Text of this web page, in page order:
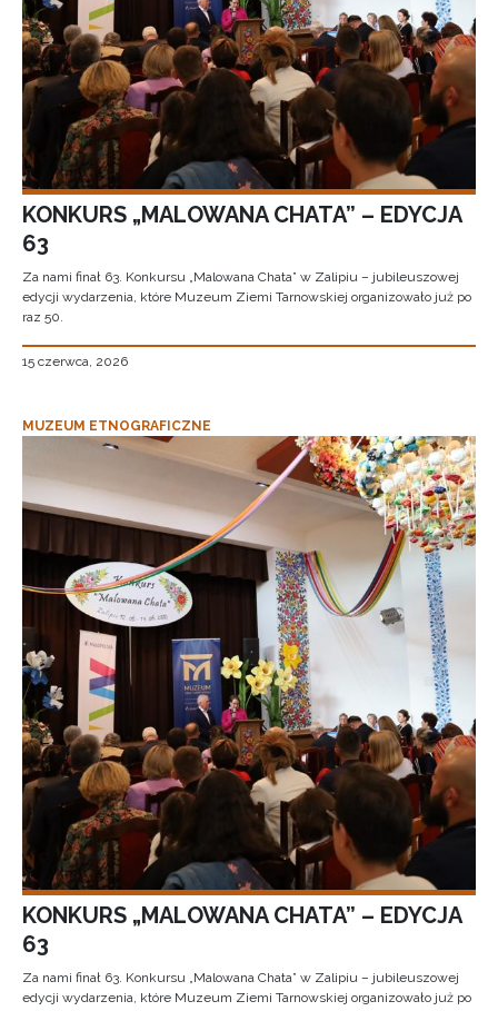
KONKURS „MALOWANA CHATA” – EDYCJA
63
Za nami finał 63. Konkursu „Malowana Chata” w Zalipiu – jubileuszowej
edycji wydarzenia, które Muzeum Ziemi Tarnowskiej organizowało już po
raz 50.
15 czerwca, 2026
MUZEUM ETNOGRAFICZNE
KONKURS „MALOWANA CHATA” – EDYCJA
63
Za nami finał 63. Konkursu „Malowana Chata” w Zalipiu – jubileuszowej
edycji wydarzenia, które Muzeum Ziemi Tarnowskiej organizowało już po